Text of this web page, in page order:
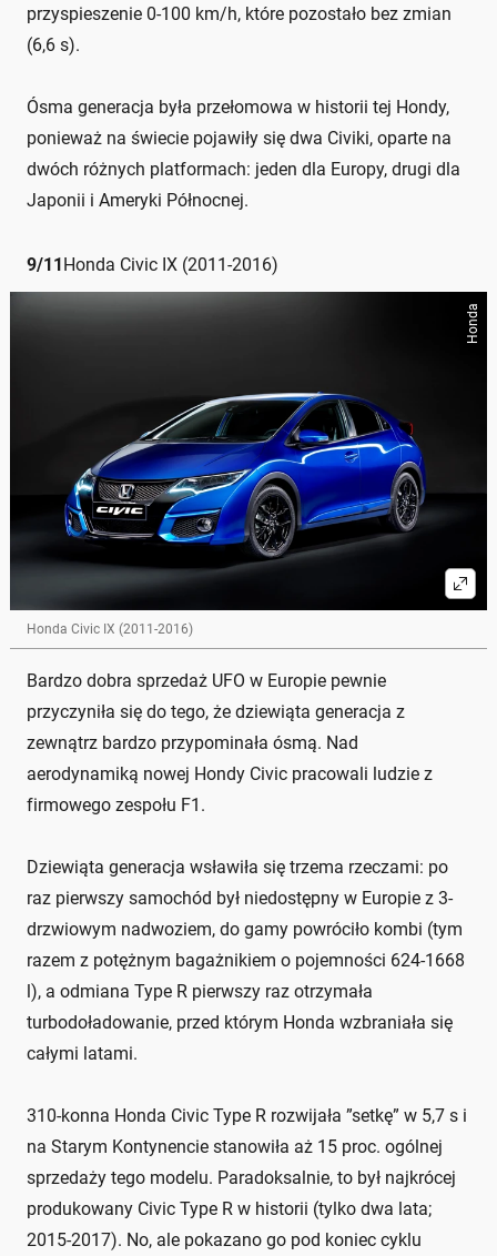
przyspieszenie 0-100 km/h, które pozostało bez zmian
(6,6 s).
Ósma generacja była przełomowa w historii tej Hondy,
ponieważ na świecie pojawiły się dwa Civiki, oparte na
dwóch różnych platformach: jeden dla Europy, drugi dla
Japonii i Ameryki Północnej.
9/11 Honda Civic IX (2011-2016)
Honda
Honda Civic IX (2011-2016)
Bardzo dobra sprzedaż UFO w Europie pewnie
przyczyniła się do tego, że dziewiąta generacja z
zewnątrz bardzo przypominała ósmą. Nad
aerodynamiką nowej Hondy Civic pracowali ludzie z
firmowego zespołu F1.
Dziewiąta generacja wsławiła się trzema rzeczami: po
raz pierwszy samochód był niedostępny w Europie z 3-
drzwiowym nadwoziem, do gamy powróciło kombi (tym
razem z potężnym bagażnikiem o pojemności 624-1668
l), a odmiana Type R pierwszy raz otrzymała
turbodoładowanie, przed którym Honda wzbraniała się
całymi latami.
310-konna Honda Civic Type R rozwijała ”setkę” w 5,7 s i
na Starym Kontynencie stanowiła aż 15 proc. ogólnej
sprzedaży tego modelu. Paradoksalnie, to był najkrócej
produkowany Civic Type R w historii (tylko dwa lata;
2015-2017). No, ale pokazano go pod koniec cyklu